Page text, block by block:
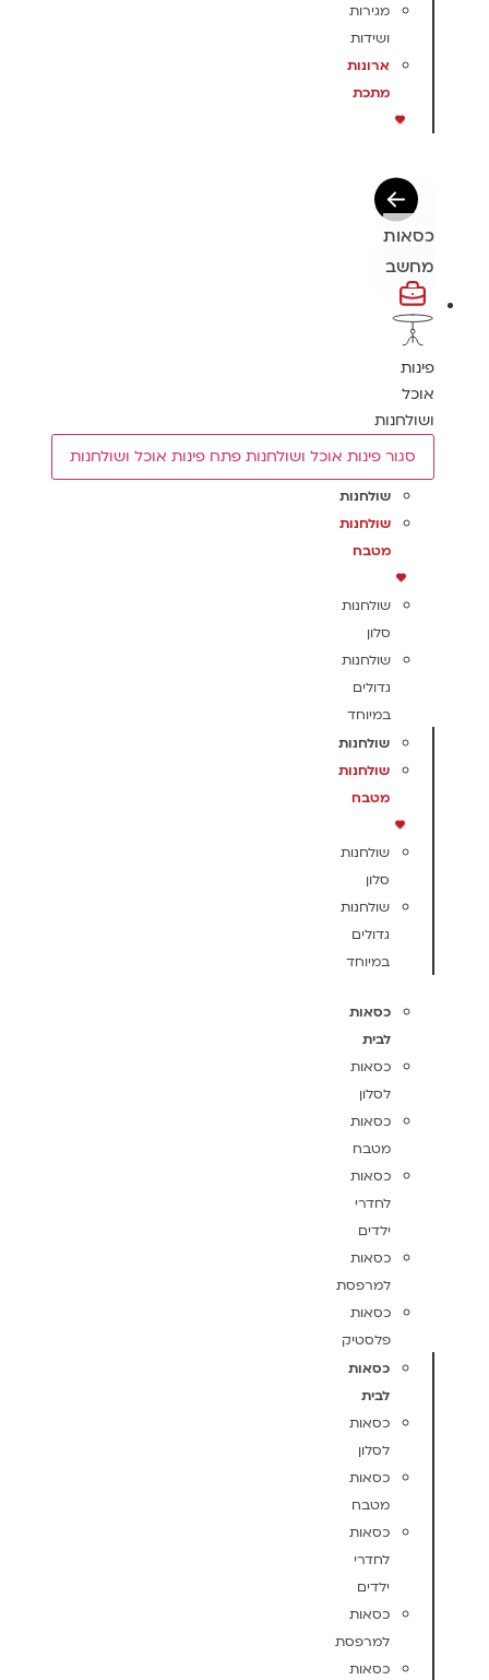
מגירות
ושידות
ארונות
מתכת
כסאות
מחשב
פינות
אוכל
ושולחנות
סגור פינות אוכל ושולחנות פתח פינות אוכל ושולחנות
שולחנות
שולחנות
מטבח
שולחנות
סלון
שולחנות
גדולים
במיוחד
שולחנות
שולחנות
מטבח
שולחנות
סלון
שולחנות
גדולים
במיוחד
כסאות
לבית
כסאות
לסלון
כסאות
מטבח
כסאות
לחדרי
ילדים
כסאות
למרפסת
כסאות
פלסטיק
כסאות
לבית
כסאות
לסלון
כסאות
מטבח
כסאות
לחדרי
ילדים
כסאות
למרפסת
כסאות